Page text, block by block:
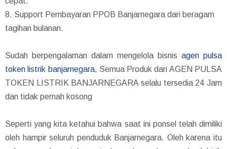
8. Support Pembayaran PPOB Banjarnegara dari beragam
tagihan bulanan.
Sudah berpengalaman dalam mengelola bisnis agen pulsa
token listrik banjarnegara, Semua Produk dari AGEN PULSA
TOKEN LISTRIK BANJARNEGARA selalu tersedia 24 Jam
dan tidak pernah kosong
Seperti yang kita ketahui bahwa saat ini ponsel telah dimiliki
oleh hampir seluruh penduduk Banjarnegara. Oleh karena itu